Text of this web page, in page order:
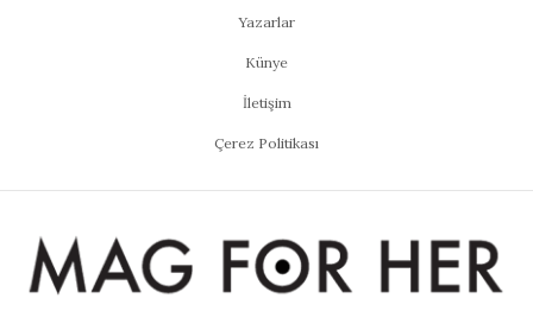
Yazarlar
Künye
İletişim
Çerez Politikası